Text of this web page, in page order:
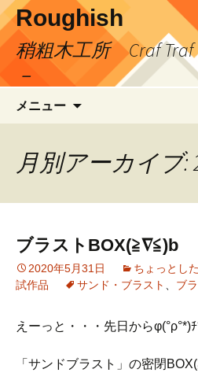
コ
ン
テ
ツ
ス
Roughish
稍粗木工所 Craf
－
メニュー
月別アーカイブ:
ブラストBOX(≧∇≦)b
2020年5月31日 ちょっとし
試作品
サンド・ブラスト ブ
えーっと・・・先日からφ(°ρ°*)
「サンドブラスト」の密閉